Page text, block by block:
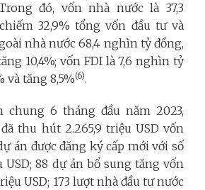
đó, vốn nhà nước là 37,3
32,9% tổng vốn đầu tư và
nhà nước 68,4 nghìn tỷ đồng,
10,4%; vốn FDI là 7,6 nghìn tỷ
và tăng 8,5%(6).
chung 6 tháng đầu năm 2023,
thu hút 2.265,9 triệu USD vốn
án được đăng ký cấp mới với số
USD; 88 dự án bổ sung tăng vốn
USD; 173 lượt nhà đầu tư nước